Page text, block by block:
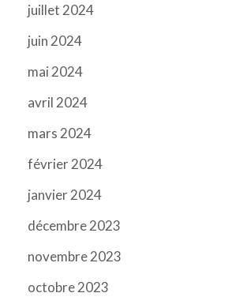
juillet 2024
juin 2024
mai 2024
avril 2024
mars 2024
février 2024
janvier 2024
décembre 2023
novembre 2023
octobre 2023